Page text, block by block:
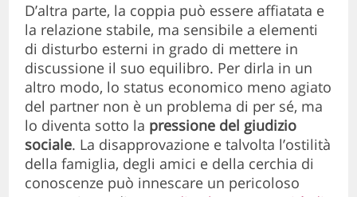
D’altra parte, la coppia può essere affiatata e
la relazione stabile, ma sensibile a elementi
di disturbo esterni in grado di mettere in
discussione il suo equilibro. Per dirla in un
altro modo, lo status economico meno agiato
del partner non è un problema di per sé, ma
lo diventa sotto la pressione del giudizio
sociale. La disapprovazione e talvolta l’ostilità
della famiglia, degli amici e della cerchia di
conoscenze può innescare un pericoloso